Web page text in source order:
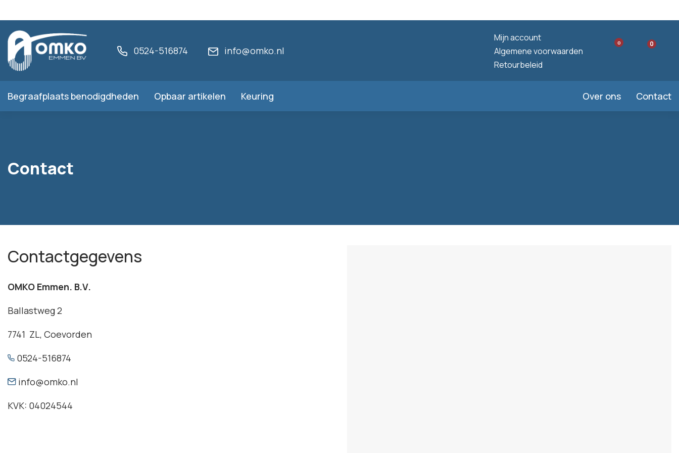
0524-516874 info@omko.nl
Mijn account
Algemene voorwaarden
Retourbeleid
0 0
Begraafplaats benodigdheden Opbaar artikelen Keuring Over ons Contact
Contact
Contactgegevens
OMKO Emmen. B.V.
Ballastweg 2
7741 ZL, Coevorden
0524-516874
info@omko.nl
KVK: 04024544